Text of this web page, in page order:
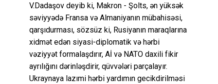
V.Dadaşov deyib ki, Makron - Şolts, ən yüksək
səviyyədə Fransa və Almaniyanın mübahisəsi,
qarşıdurması, sözsüz ki, Rusiyanın maraqlarına
xidmət edən siyasi-diplomatik və hərbi
vəziyyət formalaşdırır, Aİ və NATO daxili fikir
ayrılığını dərinləşdirir, qüvvələri parçalayır.
Ukraynaya lazımi hərbi yardımın gecikdirilməsi